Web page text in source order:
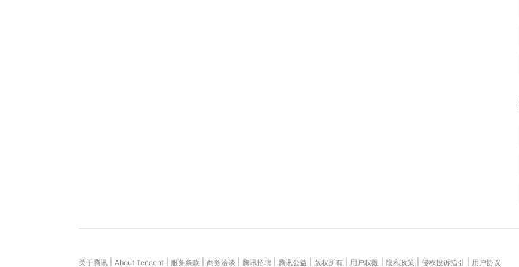
关于腾讯 About Tencent 服务条款 商务洽谈 腾讯招聘 腾讯公益 版权所有 用户权限 隐私政策 侵权投诉指引 用户协议